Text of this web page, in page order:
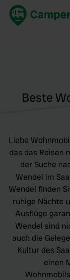
Beste
Liebe
das das Reisen
der Suche
Wendel im
Wendel finden
ruhige Nächte
Ausflüge
Wendel sind
auch die
Kultur des
einen